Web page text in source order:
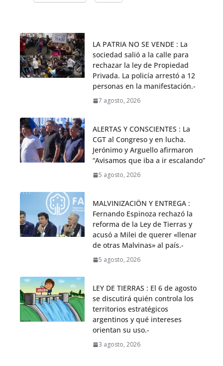
LA PATRIA NO SE VENDE : La
sociedad salió a la calle para
rechazar la ley de Propiedad
Privada. La policía arrestó a 12
personas en la manifestación.-
7 agosto, 2026
ALERTAS Y CONSCIENTES : La
CGT al Congreso y en lucha.
Jerónimo y Arguello afirmaron
“Avisamos que iba a ir escalando”
5 agosto, 2026
MALVINIZACIÖN Y ENTREGA :
Fernando Espinoza rechazó la
reforma de la Ley de Tierras y
acusó a Milei de querer «llenar
de otras Malvinas» al país.-
5 agosto, 2026
LEY DE TIERRAS : El 6 de agosto
se discutirá quién controla los
territorios estratégicos
argentinos y qué intereses
orientan su uso.-
3 agosto, 2026